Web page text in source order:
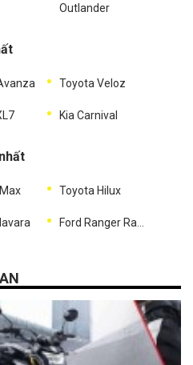
Outlander
Toyota Veloz
Kia Carnival
Toyota Hilux
Ford Ranger Raptor